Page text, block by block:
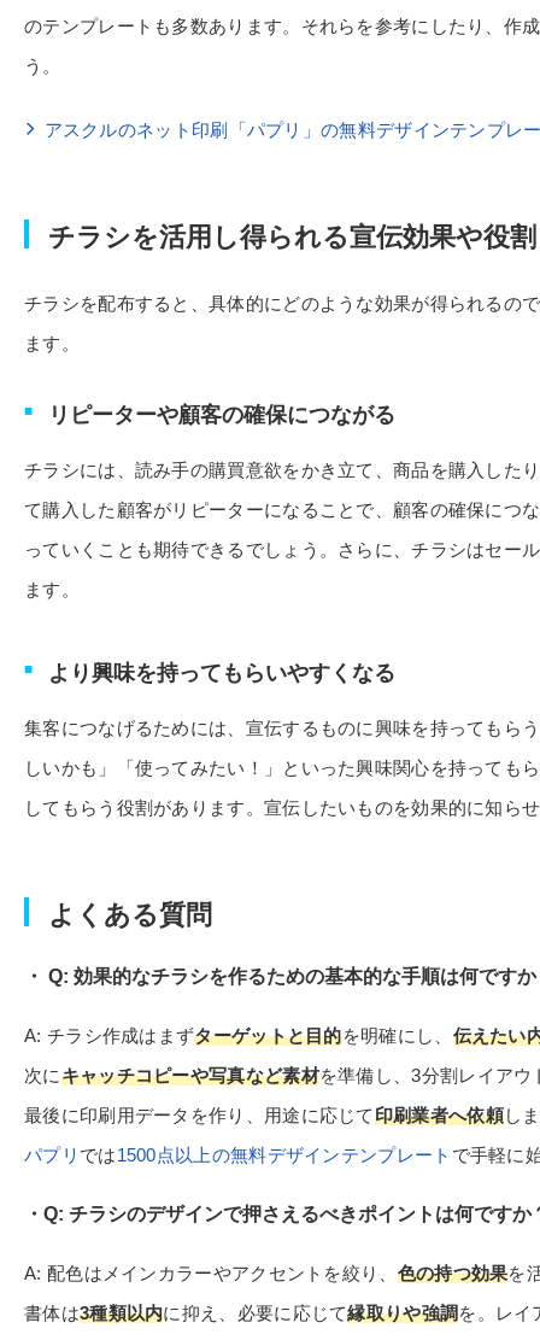
のテンプレートも多数あります。それらを参考にしたり、作
う。
アスクルのネット印刷「パプリ」の無料デザインテンプレ
チラシを活用し得られる宣伝効果や役
チラシを配布すると、具体的にどのような効果が得られるの
ます。
リピーターや顧客の確保につながる
チラシには、読み手の購買意欲をかき立て、商品を購入した
て購入した顧客がリピーターになることで、顧客の確保につ
っていくことも期待できるでしょう。さらに、チラシはセー
ます。
より興味を持ってもらいやすくなる
集客につなげるためには、宣伝するものに興味を持ってもら
しいかも」「使ってみたい！」といった興味関心を持っても
してもらう役割があります。宣伝したいものを効果的に知ら
よくある質問
Q: 効果的なチラシを作るための基本的な手順は何ですか
A: チラシ作成はまずターゲットと目的を明確にし、 伝えたい
次にキャッチコピーや写真など素材を準備し、3分割レイアウ
最後に印刷用データを作り、用途に応じて印刷業者へ依頼し
パプリ では1500点以上の無料デザインテンプレート で手軽に
Q: チラシのデザインで押さえるべきポイントは何ですか
A: 配色はメインカラーやアクセントを絞り、 色の持つ効果を
書体は3種類以内に抑え、必要に応じて縁取りや強調を。レイ